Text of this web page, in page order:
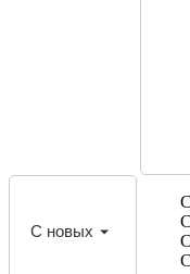
С новых